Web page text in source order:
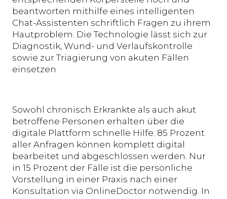
beantworten mithilfe eines intelligenten
Chat-Assistenten schriftlich Fragen zu ihrem
Hautproblem. Die Technologie lässt sich zur
Diagnostik, Wund- und Verlaufskontrolle
sowie zur Triagierung von akuten Fällen
einsetzen.
Sowohl chronisch Erkrankte als auch akut
betroffene Personen erhalten über die
digitale Plattform schnelle Hilfe. 85 Prozent
aller Anfragen können komplett digital
bearbeitet und abgeschlossen werden. Nur
in 15 Prozent der Fälle ist die persönliche
Vorstellung in einer Praxis nach einer
Konsultation via OnlineDoctor notwendig. In